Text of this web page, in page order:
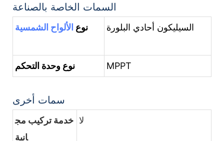
السمات الخاصة بالصناعة
نوع الألواح الشمسية السيليكون أحادي البلورة
نوع وحدة التحكم MPPT
سمات أخرى
خدمة تركيب مج
انية
لا